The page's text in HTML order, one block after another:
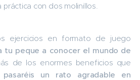
con dos molinillos.
ejercicios en formato de juego
tu peque a conocer el mundo de
de los enormes beneficios que
pasaréis un rato agradable en